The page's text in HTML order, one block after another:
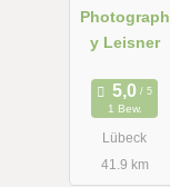
Photograph
y Leisner
1 Bew.
Lübeck
41.9 km